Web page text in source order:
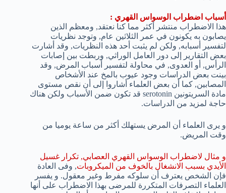
أسباب اضطراب الوسواس القهري :
هذا الاضطراب منتشر أكثر مما كنا نعتقد, ومعظم الذين
يصابون به يكونون في عمر الثلاثين عام, وتوجد نظريات
لتفسير أسبابه, ولكن لم يثبت أحد هذه النظريات, وقد أشارت
بعض التقارير إلى دور العامل الوراثي, وربطت بين إصابات
الرأس, أو العدوى, في محاولة لتفسير أسباب المرض, وقد
بينت بعض الدراسات وجود عيوب بالمخ عند الأشخاص
المصابين, كما أن بعض العلماء أشاروا إلى أن نقص مستوى
مادة السريتونين serotonin قد تكون ضمن الأسباب ولكن هناك
حاجة لمزيد من الدراسات.
و يرى العلماء أن المرض يستهلك أكثر من ساعة يوميا من
وقت المريض.
و مثال لاضطراب الوسواس القهري العصابي, تكرار غسيل
الأيدي بسبب الانشغال بالخوف من الميكروبات, وفى العادة
فإن الشخص يعترف أن سلوكه مفرط وغير معقول. و يفسر
العلماء التصرفات المتكررة للمرضى بهذا الاضطراب على أنها